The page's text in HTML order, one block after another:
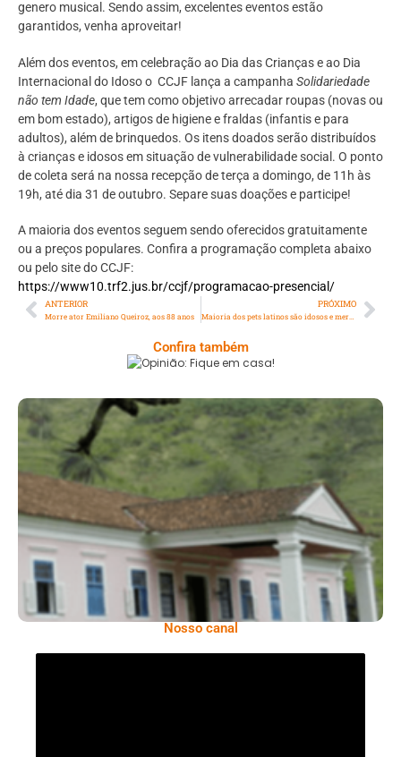
genero musical. Sendo assim, excelentes eventos estão
garantidos, venha aproveitar!
Além dos eventos, em celebração ao Dia das Crianças e ao Dia
Internacional do Idoso o CCJF lança a campanha Solidariedade
não tem Idade, que tem como objetivo arrecadar roupas (novas ou
em bom estado), artigos de higiene e fraldas (infantis e para
adultos), além de brinquedos. Os itens doados serão distribuídos
à crianças e idosos em situação de vulnerabilidade social. O ponto
de coleta será na nossa recepção de terça a domingo, de 11h às
19h, até dia 31 de outubro. Separe suas doações e participe!
A maioria dos eventos seguem sendo oferecidos gratuitamente
ou a preços populares. Confira a programação completa abaixo
ou pelo site do CCJF:
https://www10.trf2.jus.br/ccjf/programacao-presencial/
ANTERIOR
Morre ator Emiliano Queiroz, aos 88 anos
PRÓXIMO
Maioria dos pets latinos são idosos e merecem cuidados especiais
Confira também
Opinião: Fique Em Casa!
Serra: Fazenda Santa Cecília – Um Legado
Histórico Repleto De Beleza
Nosso canal